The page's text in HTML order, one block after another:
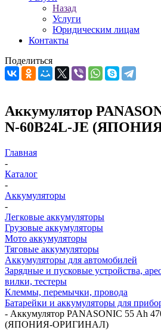
Назад
Услуги
Юридическим лицам
Контакты
Поделиться
Аккумулятор
N-60B24L-JE
Главная
-
Каталог
-
Аккумуляторы
-
Легковые аккумуляторы
Грузовые аккумуляторы
Мото аккумуляторы
Тяговые аккумуляторы
Аккумуляторы для автомобилей
Зарядные и пусковые устройства,
вилки, тестеры
Клеммы, перемычки, провода
Батарейки и аккумуляторы для
- Аккумулятор PANASONIC 55 Ah
(ЯПОНИЯ-ОРИГИНАЛ)